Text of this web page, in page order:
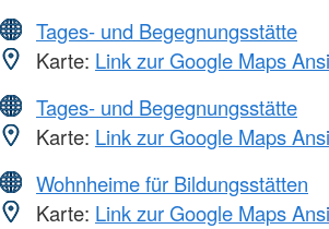
Tages- und Begegnungsstätte
Karte: Link zur Google Maps
Tages- und Begegnungsstätte
Karte: Link zur Google Maps
Wohnheime für Bildungsstätten
Karte: Link zur Google Maps